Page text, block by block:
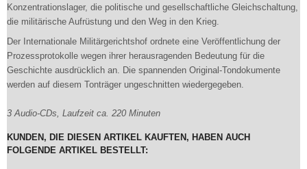
Konzentrationslager, die politische und gesellschaftliche Gleichschaltung,
die militärische Aufrüstung und den Weg in den Krieg.
Der Internationale Militärgerichtshof ordnete eine Veröffentlichung der
Prozessprotokolle wegen ihrer herausragenden Bedeutung für die
Geschichte ausdrücklich an. Die spannenden Original-Tondokumente
werden auf diesem Tonträger ungeschnitten wiedergegeben.
3 Audio-CDs, Laufzeit ca. 220 Minuten
KUNDEN, DIE DIESEN ARTIKEL KAUFTEN, HABEN AUCH
FOLGENDE ARTIKEL BESTELLT: